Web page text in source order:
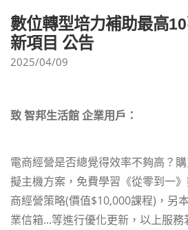
數位轉型培力補助最高
新項目 公告
2025/04/09
致 智邦生活館 企業用戶：
電商經營是否總覺得效率不夠高？
擬主機方案，免費學習《從零到一
商經營策略(價值$10,000課程)，另
業信箱...等進行優化更新，以上服